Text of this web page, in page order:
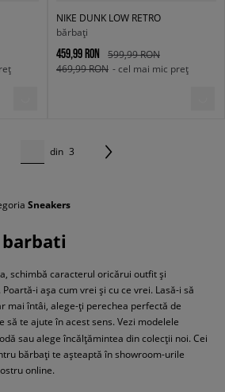
NIKE DUNK LOW RETRO
bărbați
459,99 RON
599,99 RON
469,99 RON - cel mai mic preț
din 3
Sneakers
schimbă caracterul oricărui outfit și
i așa cum vrei și cu ce vrei. Lasă-i să
mai întâi, alege-ți perechea perfectă de
să te ajute în acest sens. Vezi modelele
sau alege încălțămintea din colecții noi. Cei
bărbați te așteaptă în showroom-urile
online.